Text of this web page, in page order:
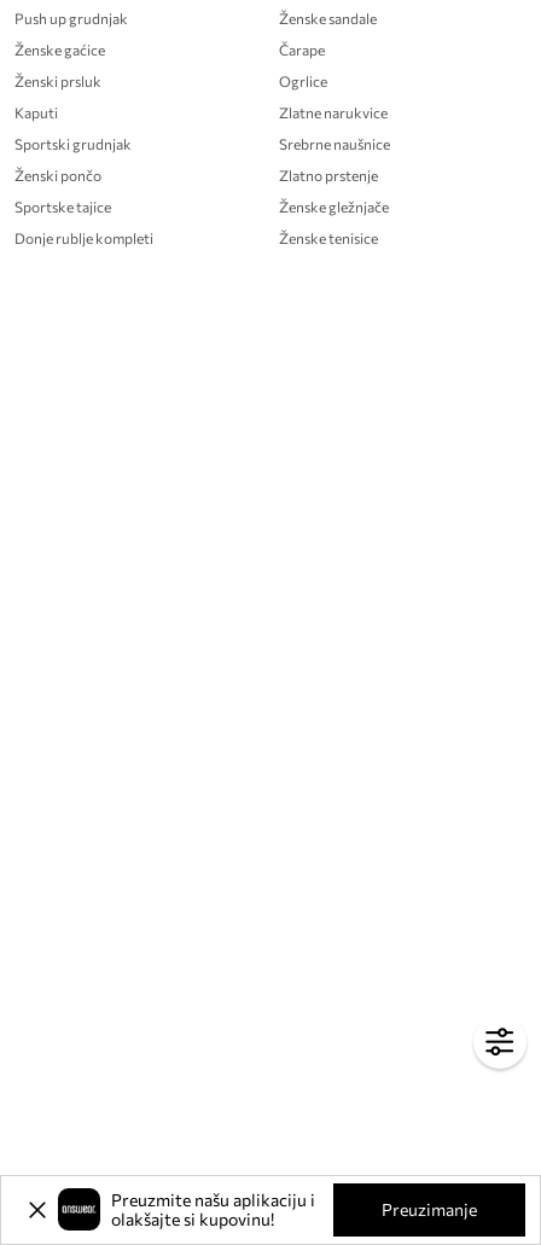
Push up grudnjak
Ženske gaćice
Ženski prsluk
Kaputi
Sportski grudnjak
Ženski pončo
Sportske tajice
Donje rublje kompleti
Ženske sandale
Čarape
Ogrlice
Zlatne narukvice
Srebrne naušnice
Zlatno prstenje
Ženske gležnjače
Ženske tenisice
Preuzmite našu aplikaciju i
olakšajte si kupovinu!
Preuzimanje